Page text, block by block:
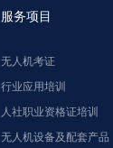
服务项目
无人机考证
行业应用培训
人社职业资格证培训
无人机设备及配套产品